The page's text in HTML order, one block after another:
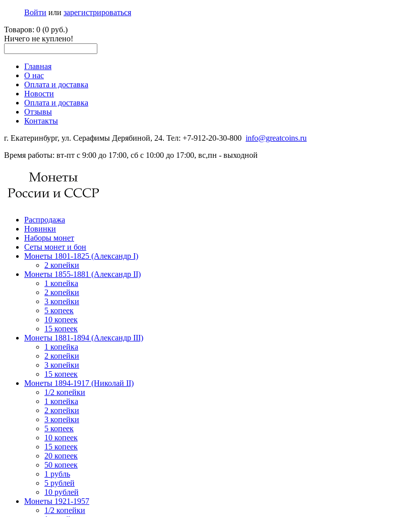
Войти или зарегистрироваться
Товаров: 0 (0 руб.)
Ничего не куплено!
Главная
О нас
Оплата и доставка
Новости
Оплата и доставка
Отзывы
Контакты
г. Екатеринбург, ул. Серафимы Дерябиной, 24. Тел: +7-912-20-30-800 info@greatcoins.ru
Время работы: вт-пт с 9:00 до 17:00, сб с 10:00 до 17:00, вс,пн - выходной
Распродажа
Новинки
Наборы монет
Сеты монет и бон
Монеты 1801-1825 (Александр I)
2 копейки
Монеты 1855-1881 (Александр II)
1 копейка
2 копейки
3 копейки
5 копеек
10 копеек
15 копеек
Монеты 1881-1894 (Александр III)
1 копейка
2 копейки
3 копейки
15 копеек
Монеты 1894-1917 (Николай II)
1/2 копейки
1 копейка
2 копейки
3 копейки
5 копеек
10 копеек
15 копеек
20 копеек
50 копеек
1 рубль
5 рублей
10 рублей
Монеты 1921-1957
1/2 копейки